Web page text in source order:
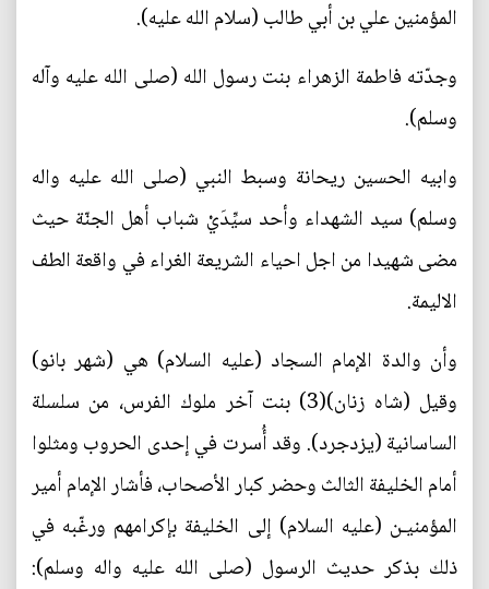
المؤمنين علي بن أبي طالب (سلام الله عليه).
وجدّته فاطمة الزهراء بنت رسول الله (صلى الله عليه وآله
وسلم).
وابيه الحسين ريحانة وسبط النبي (صلى الله عليه واله
وسلم) سيد الشهداء وأحد سيِّدَيْ شباب أهل الجنّة حيث
مضى شهيدا من اجل احياء الشريعة الغراء في واقعة الطف
الاليمة.
وأن والدة الإمام السجاد (عليه السلام) هي (شهر بانو)
وقيل (شاه زنان)(3) بنت آخر ملوك الفرس، من سلسلة
الساسانية (يزدجرد). وقد أُسرت في إحدى الحروب ومثلوا
أمام الخليفة الثالث وحضر كبار الأصحاب، فأشار الإمام أمير
المؤمنيـن (عليه السلام) إلى الخليفة بإكرامهم ورغّبه في
ذلك بذكر حديث الرسول (صلى الله عليه واله وسلم):